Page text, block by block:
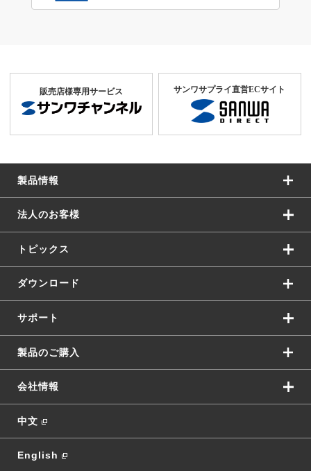
販売店様専用サービス サンワサプライ直営ECサイト
製品情報
法人のお客様
トピックス
ダウンロード
サポート
製品のご購入
会社情報
中文
English